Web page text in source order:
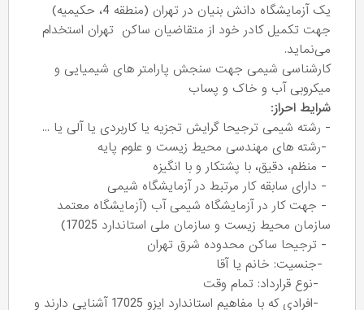
یک آزمایشگاه دانش بنیان در تهران (منطقه 4، حکیمیه)
جهت تکمیل کادر خود از متقاضیان ساکن تهران استخدام
می‌نماید.
کارشناسی شیمی جهت سنجش پارامتر های شیمیایی و
میکروبی آب و خاک و پساب
شرایط احراز:
- رشته شیمی ترجیحا گرایش تجزیه یا کاربردی یا آلی یا ...
-رشته های مهندسی محیط زیست و علوم پایه
- منظم، دقیق، با پشتکار و با انگیزه
- دارای سابقه کار مرتبط در آزمایشگاه شیمی
- جهت کار در آزمایشگاه شیمی آب (آزمایشگاه معتمد
سازمان محیط زیست و سازمان ملی استاندارد 17025)
- ترجیحا ساکن محدوده شرق تهران
-جنسیت: خانم یا آقا
-نوع قرارداد: تمام وقت
-افرادی که با مفاهیم استاندارد ایزو 17025 آشنایی دارند و